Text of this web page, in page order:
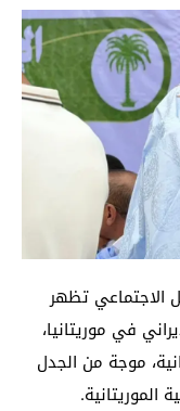
الاجتماعي تظهر
في موريتانيا،
موجة من الجدل